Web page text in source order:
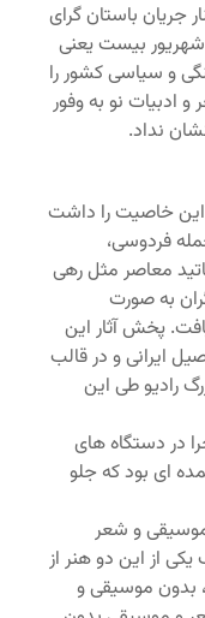
جریان باستان گرای
بیست یعنی
و سیاسی کشور را
ادبیات نو به وفور
نداد.
این خاصیت را داشت
فردوسی،
معاصر مثل رهی
به صورت
پخش آثار این
ایرانی و در قالب
رادیو طی این
در دستگاه های
ای بود که جلو
موسیقی و شعر
از این دو هنر از
بدون موسیقی و